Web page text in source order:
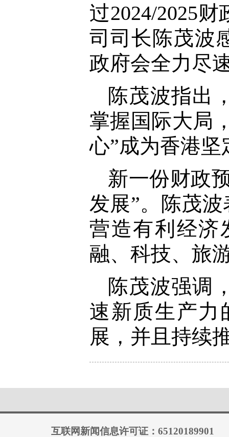
过2024/2025
司司长陈茂波
政府会全力尽
陈茂波指出
掌握国际大局
心”成为香港
新一份财政
发展”。陈茂
营造有利经济
融、科技、旅
陈茂波强调
速新质生产力
展，并且持续
互联网新闻信息许可证：65120189901